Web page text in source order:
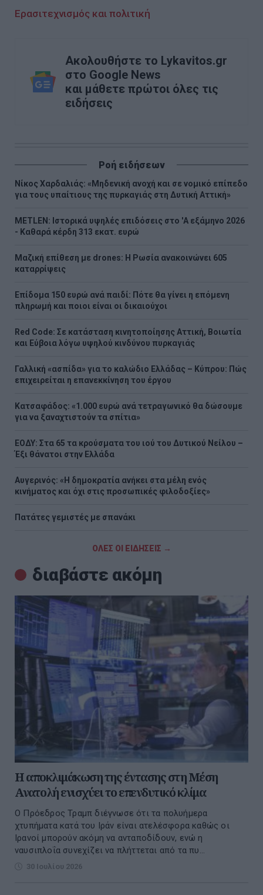
Ερασιτεχνισμός και πολιτική
Ακολουθήστε το Lykavitos.gr
στο Google News
και μάθετε πρώτοι όλες τις
ειδήσεις
Ροή ειδήσεων
Νίκος Χαρδαλιάς: «Μηδενική ανοχή και σε νομικό επίπεδο
για τους υπαίτιους της πυρκαγιάς στη Δυτική Αττική»
METLEN: Iστορικά υψηλές επιδόσεις στο 'A εξάμηνο 2026
- Kαθαρά κέρδη 313 εκατ. ευρώ
Μαζική επίθεση με drones: Η Ρωσία ανακοινώνει 605
καταρρίψεις
Επίδομα 150 ευρώ ανά παιδί: Πότε θα γίνει η επόμενη
πληρωμή και ποιοι είναι οι δικαιούχοι
Red Code: Σε κατάσταση κινητοποίησης Αττική, Βοιωτία
και Εύβοια λόγω υψηλού κινδύνου πυρκαγιάς
Γαλλική «ασπίδα» για το καλώδιο Ελλάδας – Κύπρου: Πώς
επιχειρείται η επανεκκίνηση του έργου
Κατσαφάδος: «1.000 ευρώ ανά τετραγωνικό θα δώσουμε
για να ξαναχτιστούν τα σπίτια»
ΕΟΔΥ: Στα 65 τα κρούσματα του ιού του Δυτικού Νείλου –
Έξι θάνατοι στην Ελλάδα
Αυγερινός: «Η δημοκρατία ανήκει στα μέλη ενός
κινήματος και όχι στις προσωπικές φιλοδοξίες»
Πατάτες γεμιστές με σπανάκι
ΟΛΕΣ ΟΙ ΕΙΔΗΣΕΙΣ →
διαβάστε ακόμη
Η αποκλιμάκωση της έντασης στη Μέση
Ανατολή ενισχύει το επενδυτικό κλίμα
Ο Πρόεδρος Τραμπ διέγνωσε ότι τα πολυήμερα
χτυπήματα κατά του Ιράν είναι ατελέσφορα καθώς οι
Ιρανοί μπορούν ακόμη να ανταποδίδουν, ενώ η
ναυσιπλοΐα συνεχίζει να πλήττεται από τα πυ...
30 Ιουλίου 2026